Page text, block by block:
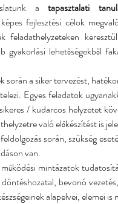
a tapasztalati
fejlesztési célok
feladathelyzeteken
gyakorlási lehetőségekből
a siker tervezést,
Egyes feladatok
/ kudarcos helyzetet
való előkészítést is
során, szükség
van.
mintázatok
bevonó
alapelvei, elemei is